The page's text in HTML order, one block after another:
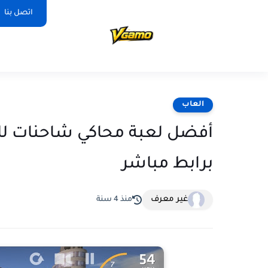
اتصل بنا
العاب
برابط مباشر
غير معرف منذ 4 سنة